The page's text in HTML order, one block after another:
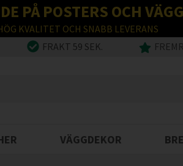
PÅ POSTERS OCH
KVALITET OCH SNABB LEVERANS
FRAKT 59 SEK.
VÄGGDEKOR